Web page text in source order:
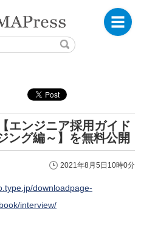
エンジニア採用ガイド
ング編～】を無料公開
2021年8月5日10時0分
downloadpage-
interview/